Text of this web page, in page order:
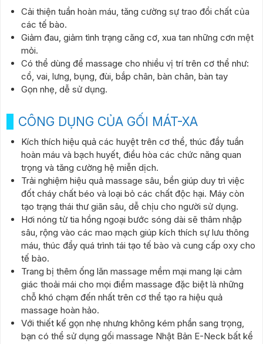
Cải thiện tuần hoàn máu, tăng cường sự trao đổi chất của
các tế bào.
Giảm đau, giảm tình trạng căng cơ, xua tan những cơn mệt
mỏi.
Có thể dùng để massage cho nhiều vị trí trên cơ thể như:
cổ, vai, lưng, bụng, đùi, bắp chân, bàn chân, bàn tay
Gọn nhẹ, dễ sử dụng.
CÔNG DỤNG CỦA GỐI MÁT-XA
Kích thích hiệu quả các huyệt trên cơ thể, thúc đẩy tuần
hoàn máu và bạch huyết, điều hòa các chức năng quan
trọng và tăng cường hệ miễn dịch.
Trải nghiệm hiệu quả massage sâu, bền giúp duy trì việc
đốt cháy chất béo và loại bỏ các chất độc hại. Máy còn
tạo trạng thái thư giãn sâu, dễ chịu cho người sử dụng.
Hơi nóng từ tia hồng ngoại bước sóng dài sẽ thâm nhập
sâu, rộng vào các mao mạch giúp kích thích sự lưu thông
máu, thúc đẩy quá trình tái tạo tế bào và cung cấp oxy cho
tế bào.
Trang bị thêm ống lăn massage mềm mại mang lại cảm
giác thoải mái cho mọi điểm massage đặc biệt là những
chỗ khó chạm đến nhất trên cơ thể tạo ra hiệu quả
massage hoàn hảo.
Với thiết kế gọn nhẹ nhưng không kém phần sang trọng,
bạn có thể sử dụng gối massage Nhật Bản E-Neck bất kể